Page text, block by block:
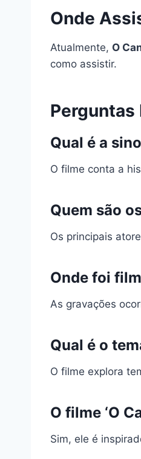
Onde
Atualmente, O
como assistir.
Perguntas
Qual é a
O filme conta a
Quem são
Os principais
Onde foi
As gravações
Qual é o
O filme explora
O filme ‘O
Sim, ele é